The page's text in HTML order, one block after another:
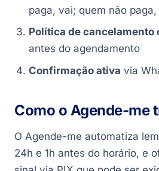
paga, vai; quem não
Política de cancelamento
antes do agendamento
Confirmação ativa via
Como o Agende-me
O Agende-me automatiza
24h e 1h antes do horário, e